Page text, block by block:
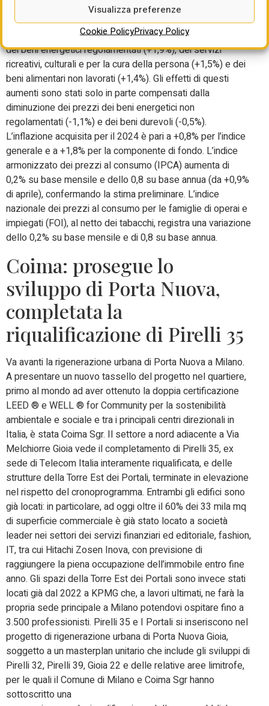
Visualizza preferenze
Cookie PolicyPrivacy Policy
come anche quelli dei prodotti ad alta frequenza d’acquisto
da +2,6% di aprile a +2,5%. L’aumento congiunturale
dell’indice generale riflette, per lo più, la crescita dei prezzi
dei beni energetici regolamentati (+1,9%), dei servizi
ricreativi, culturali e per la cura della persona (+1,5%) e dei
beni alimentari non lavorati (+1,4%). Gli effetti di questi
aumenti sono stati solo in parte compensati dalla
diminuzione dei prezzi dei beni energetici non
regolamentati (-1,1%) e dei beni durevoli (-0,5%).
L’inflazione acquisita per il 2024 è pari a +0,8% per l’indice
generale e a +1,8% per la componente di fondo. L’indice
armonizzato dei prezzi al consumo (IPCA) aumenta di
0,2% su base mensile e dello 0,8 su base annua (da +0,9%
di aprile), confermando la stima preliminare. L’indice
nazionale dei prezzi al consumo per le famiglie di operai e
impiegati (FOI), al netto dei tabacchi, registra una variazione
dello 0,2% su base mensile e di 0,8 su base annua.
Coima: prosegue lo
sviluppo di Porta Nuova,
completata la
riqualificazione di Pirelli 35
Va avanti la rigenerazione urbana di Porta Nuova a Milano.
A presentare un nuovo tassello del progetto nel quartiere,
primo al mondo ad aver ottenuto la doppia certificazione
LEED ® e WELL ® for Community per la sostenibilità
ambientale e sociale e tra i principali centri direzionali in
Italia, è stata Coima Sgr. Il settore a nord adiacente a Via
Melchiorre Gioia vede il completamento di Pirelli 35, ex
sede di Telecom Italia interamente riqualificata, e delle
strutture della Torre Est dei Portali, terminate in elevazione
nel rispetto del cronoprogramma. Entrambi gli edifici sono
già locati: in particolare, ad oggi oltre il 60% dei 33 mila mq
di superficie commerciale è già stato locato a società
leader nei settori dei servizi finanziari ed editoriale, fashion,
IT, tra cui Hitachi Zosen Inova, con previsione di
raggiungere la piena occupazione dell’immobile entro fine
anno. Gli spazi della Torre Est dei Portali sono invece stati
locati già dal 2022 a KPMG che, a lavori ultimati, ne farà la
propria sede principale a Milano potendovi ospitare fino a
3.500 professionisti. Pirelli 35 e I Portali si inseriscono nel
progetto di rigenerazione urbana di Porta Nuova Gioia,
soggetto a un masterplan unitario che include gli sviluppi di
Pirelli 32, Pirelli 39, Gioia 22 e delle relative aree limitrofe,
per le quali il Comune di Milano e Coima Sgr hanno
sottoscritto una